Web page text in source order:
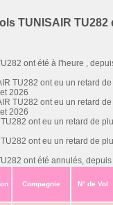
TUNISAIR
ont été à l'heure ,
TU282 ont eu un retard
2026
TU282 ont eu un retard
2026
ont eu un retard de
ont eu un retard de
ont été annulés,
Compagnie N° de Vol